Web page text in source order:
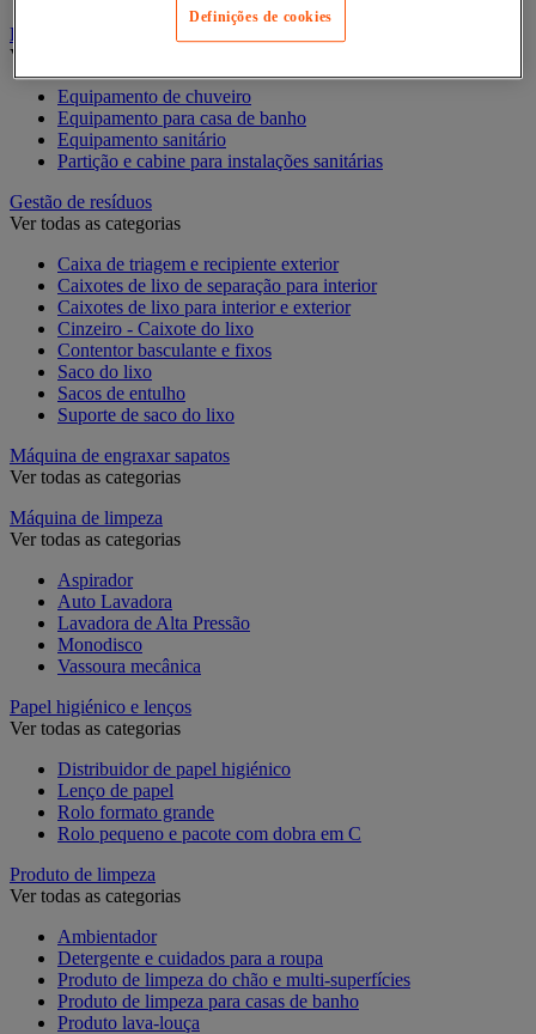
Equipamento para casa de banho e duche
Ver todas as categorias
Equipamento de chuveiro
Equipamento para casa de banho
Equipamento sanitário
Partição e cabine para instalações sanitárias
Gestão de resíduos
Ver todas as categorias
Caixa de triagem e recipiente exterior
Caixotes de lixo de separação para interior
Caixotes de lixo para interior e exterior
Cinzeiro - Caixote do lixo
Contentor basculante e fixos
Saco do lixo
Sacos de entulho
Suporte de saco do lixo
Máquina de engraxar sapatos
Ver todas as categorias
Máquina de limpeza
Ver todas as categorias
Aspirador
Auto Lavadora
Lavadora de Alta Pressão
Monodisco
Vassoura mecânica
Papel higiénico e lenços
Ver todas as categorias
Distribuidor de papel higiénico
Lenço de papel
Rolo formato grande
Rolo pequeno e pacote com dobra em C
Produto de limpeza
Ver todas as categorias
Ambientador
Detergente e cuidados para a roupa
Produto de limpeza do chão e multi-superfícies
Produto de limpeza para casas de banho
Produto lava-louça
Definições de cookies